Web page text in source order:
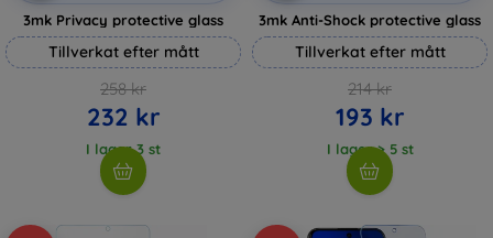
3mk Privacy protective glass
Tillverkat efter mått
258 kr
232 kr
I lager 3 st
3mk Anti-Shock protective glass
Tillverkat efter mått
214 kr
193 kr
I lager > 5 st